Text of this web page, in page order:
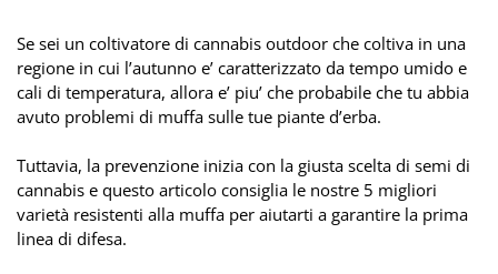
Se sei un coltivatore di cannabis outdoor che coltiva in una
regione in cui l’autunno e’ caratterizzato da tempo umido e
cali di temperatura, allora e’ piu’ che probabile che tu abbia
avuto problemi di muffa sulle tue piante d’erba.
Tuttavia, la prevenzione inizia con la giusta scelta di semi di
cannabis e questo articolo consiglia le nostre 5 migliori
varietà resistenti alla muffa per aiutarti a garantire la prima
linea di difesa.